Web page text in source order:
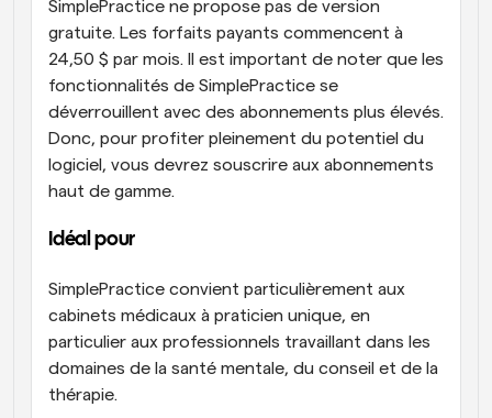
SimplePractice ne propose pas de version
gratuite. Les forfaits payants commencent à
24,50 $ par mois. Il est important de noter que les
fonctionnalités de SimplePractice se
déverrouillent avec des abonnements plus élevés.
Donc, pour profiter pleinement du potentiel du
logiciel, vous devrez souscrire aux abonnements
haut de gamme.
Idéal pour
SimplePractice convient particulièrement aux
cabinets médicaux à praticien unique, en
particulier aux professionnels travaillant dans les
domaines de la santé mentale, du conseil et de la
thérapie.